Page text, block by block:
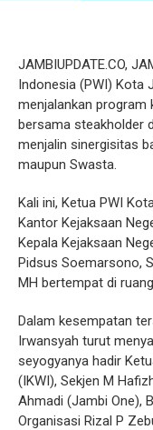
JAMBIUPDATE.CO,
Indonesia (PWI) Kota
menjalankan program
bersama steakholder
menjalin sinergisitas
maupun Swasta.
Kali ini, Ketua PWI
Kantor Kejaksaan
Kepala Kejaksaan
Pidsus Soemarsono,
MH bertempat di
Dalam kesempatan
Irwansyah turut
seyogyanya hadir
(IKWI), Sekjen M
Ahmadi (Jambi One),
Organisasi Rizal P